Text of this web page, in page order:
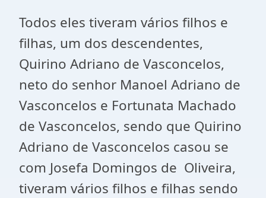
Todos eles tiveram vários filhos e
filhas, um dos descendentes,
Quirino Adriano de Vasconcelos,
neto do senhor Manoel Adriano de
Vasconcelos e Fortunata Machado
de Vasconcelos, sendo que Quirino
Adriano de Vasconcelos casou se
com Josefa Domingos de Oliveira,
tiveram vários filhos e filhas sendo